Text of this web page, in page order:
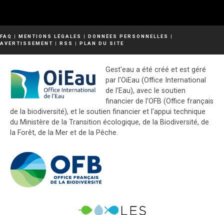
FAQ | MENTIONS LÉGALES | DONNÉES PERSONNELLES
|
AVERTISSEMENT | RSS | PLAN DU SITE
Gest'eau a été créé et est géré
par l'OiEau (Office International
de l'Eau), avec le soutien
financier de l'OFB (Office français
de la biodiversité), et le soutien financier et l'appui technique
du Ministère de la Transition écologique, de la Biodiversité, de
la Forêt, de la Mer et de la Pêche.